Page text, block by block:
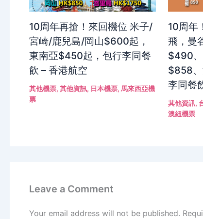
10周年再搶！來回機位 米子/
宮崎/鹿兒島/岡山$600起，
東南亞$450起，包行李同餐
飲 – 香港航空
其他機票, 其他資訊, 日本機票, 馬來西亞機
票
10周年
飛，曼
$490
$858
李同餐
其他資訊,
澳紐機票
Leave a Comment
Your email address will not be published.